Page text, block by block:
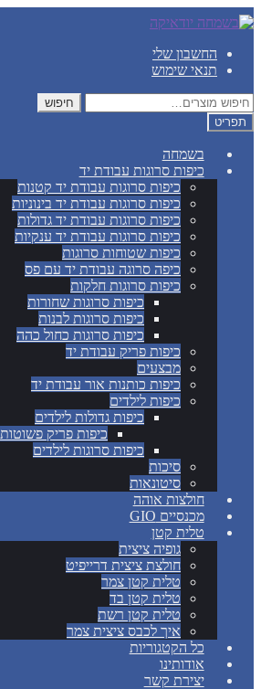
דלג
לדלג
החשבון שלי
תנאי שימוש
חיפוש
עבור:
חיפוש
תפריט
בשמחה
כיפות סרוגות עבודת יד
כיפות סרוגות עבודת יד קטנות
כיפות סרוגות עבודת יד בינוניות
כיפות סרוגות עבודת יד גדולות
כיפות סרוגות עבודת יד ענקיות
כיפות שטוחות סרוגות
כיפה סרוגה עבודת יד עם פס
כיפות סרוגות חלקות
כיפות סרוגות שחורות
כיפות סרוגות לבנות
כיפות סרוגות כחול כהה
כיפות פריק עבודת יד
מבצעים
כיפות כותנות אור עבודת יד
כיפות לילדים
כיפות גדולות לילדים
כיפות פריק פשוטות
כיפות סרוגות לילדים
סיכות
סיטונאות
חולצות אוהה
מכנסיים GIO
טלית קטן
גופיה ציצית
חולצת ציצית דרייפיט
טלית קטן צמר
טלית קטן בד
טלית קטן רשת
איך לכבס ציצית צמר
כל הקטגוריות
אודותינו
יצירת קשר